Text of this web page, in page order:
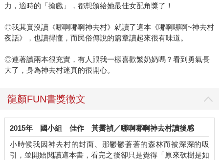
力，適時的「搶戲」，都想頒給她最佳女配角獎了！
◎我其實沒讀《哪啊哪啊神去村》就讀了這本《哪啊哪啊~神去村
夜話》，也讀得懂，而民俗傳說的篇章讀起來很有味道。
◎連著讀兩本很充實，有人跟我一樣喜歡繁奶奶嗎？看到勇氣長
大了，身為神去村迷真的很開心。
龍顏FUN書獎徵文
2015年 國小組 佳作 黃霽禎／哪啊哪啊神去村讀後感
小時候我因神去村的封面、那鬱鬱蒼蒼的森林而被深深的吸
引，並開始閱讀這本書，看完之後卻只是覺得「原來砍樹是如